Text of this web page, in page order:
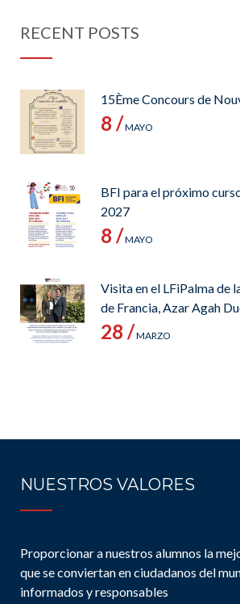
RECENT POSTS
15Ème Concours de
8 /MAYO
BFI para el próximo
2027
8 /MAYO
Visita en el LFiPalma de
de Francia, Azar Agah
28 /MARZO
NUESTROS VALORES
Proporcionar a nuestros alumnos la
que se conviertan en ciudadanos del
informados y responsables